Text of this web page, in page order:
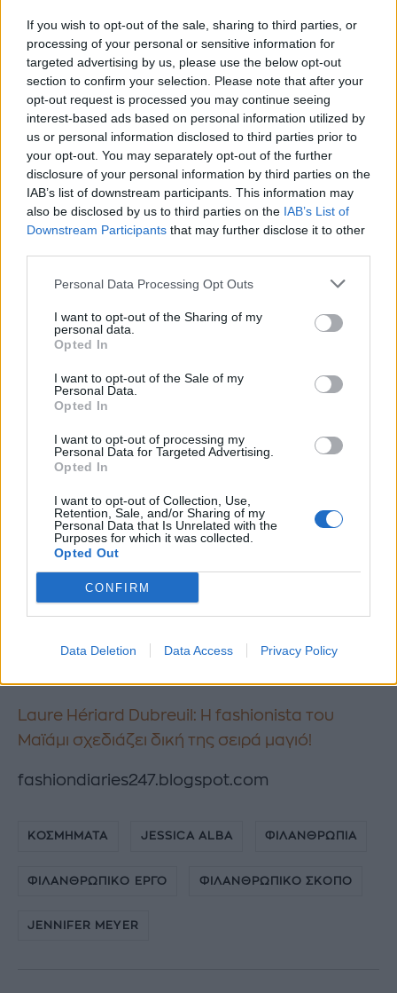
If you wish to opt-out of the sale, sharing to third parties, or
processing of your personal or sensitive information for
targeted advertising by us, please use the below opt-out
section to confirm your selection. Please note that after your
opt-out request is processed you may continue seeing
interest-based ads based on personal information utilized by
us or personal information disclosed to third parties prior to
your opt-out. You may separately opt-out of the further
disclosure of your personal information by third parties on the
IAB’s list of downstream participants. This information may
also be disclosed by us to third parties on the IAB’s List of
Downstream Participants that may further disclose it to other
Personal Data Processing Opt Outs
I want to opt-out of the Sharing of my
personal data.
Opted In
I want to opt-out of the Sale of my
Personal Data.
Opted In
I want to opt-out of processing my
Personal Data for Targeted Advertising.
Opted In
I want to opt-out of Collection, Use,
Retention, Sale, and/or Sharing of my
Personal Data that Is Unrelated with the
Purposes for which it was collected.
Opted Out
CONFIRM
Data Deletion Data Access Privacy Policy
Η Plus Size εβδομάδα μόδας που έκανε
Laure Hériard Dubreuil: Η fashionista του
Μαϊάμι σχεδιάζει δική της σειρά μαγιό!
fashiondiaries247.blogspot.com
ΚΟΣΜΗΜΑΤΑ JESSICA ALBA ΦΙΛΑΝΘΡΩΠΙΑ
ΦΙΛΑΝΘΡΩΠΙΚΟ ΕΡΓΟ ΦΙΛΑΝΘΡΩΠΙΚΟ ΣΚΟΠΟ
JENNIFER MEYER